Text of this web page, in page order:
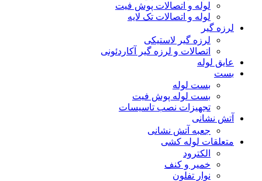
لوله و اتصالات پوش فیت
لوله و اتصالات تک لایه
لرزه گیر
لرزه گیر لاستیکی
اتصالات و لرزه گیر آکاردئونی
عایق لوله
بست
بست لوله
بست لوله پوش فیت
تجهیزات نصب تاسیسات
آتش نشانی
جعبه آتش نشانی
متعلقات لوله کشی
الکترود
خمیر و کنف
نوار تفلون